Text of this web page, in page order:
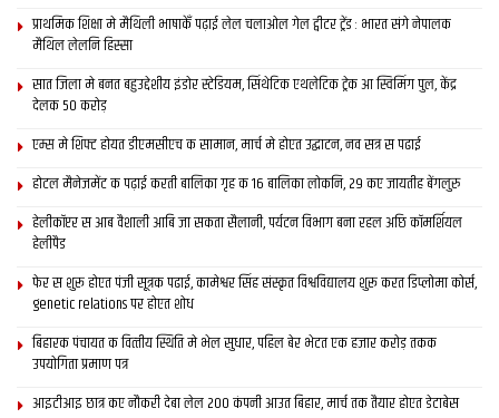
प्राथमिक शि‍क्षा मे मैथि‍ली भाषाकेँ पढ़ाई लेल चलाओल गेल ट्वीटर ट्रेंड : भारत संगे नेपालक
मैथिल लेलनि हिस्सा
सात जिला मे बनत बहुउद्देशीय इंडोर स्‍टेडि‍यम, सिंथेटिक एथलेटिक ट्रेक आ स्विमिंग पुल, केंद्र
देलक 50 करोड़
एम्स मे शिफ्ट होयत डीएमसीएच क सामान, मार्च मे होएत उद्घाटन, नव सत्र स पढाई
होटल मैनेजमेंट क पढ़ाई करती बालिका गृह क 16 बालिका लोकनि, 29 कए जायतीह बेंगलुरु
हेलीकॉप्टर स आब वैशाली आबि जा सकता सैलानी, पर्यटन विभाग बना रहल अछि कॉमर्शियल
हेलीपैड
फेर स शुरू होएत पंजी सूत्रक पढाई, कामेश्वर सिंह संस्कृत विश्वविद्यालय शुरू करत डिप्लोमा कोर्स,
genetic relations पर होएत शोध
बिहारक पंचायत क वित्‍तीय स्थिति मे भेल सुधार, पहिल बेर भेटत एक हजार करोड़ तकक
उपयोगिता प्रमाण पत्र
आइटीआइ छात्र कए नौकरी देबा लेल 200 कंपनी आउत बिहार, मार्च तक तैयार होएत डेटाबेस